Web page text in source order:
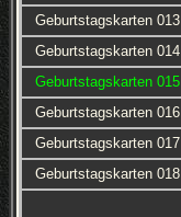
Geburtstagskarten 013
Geburtstagskarten 014
Geburtstagskarten 015
Geburtstagskarten 016
Geburtstagskarten 017
Geburtstagskarten 018